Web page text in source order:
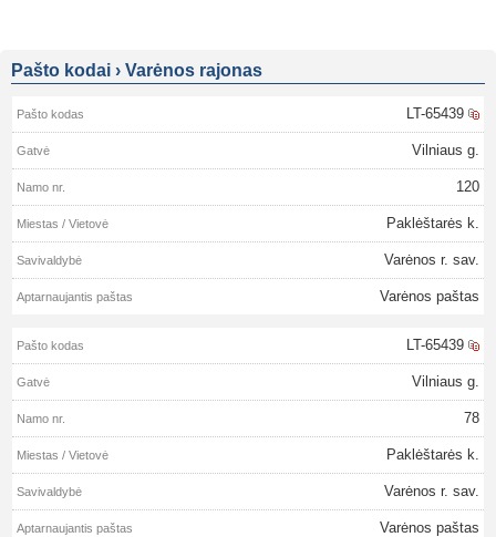
Pašto kodai › Varėnos rajonas
LT-65439
Vilniaus g.
120
Paklėštarės k.
Varėnos r. sav.
Varėnos paštas
LT-65439
Vilniaus g.
78
Paklėštarės k.
Varėnos r. sav.
Varėnos paštas